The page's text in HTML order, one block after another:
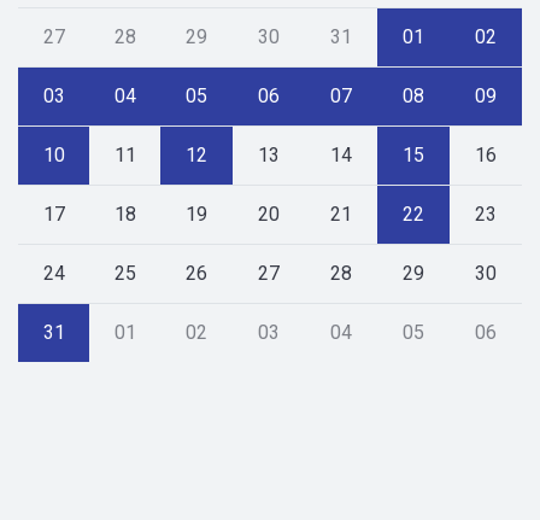
27 28 29 30 31 01 02
03 04 05 06 07 08 09
10 11 12 13 14 15 16
17 18 19 20 21 22 23
24 25 26 27 28 29 30
31 01 02 03 04 05 06